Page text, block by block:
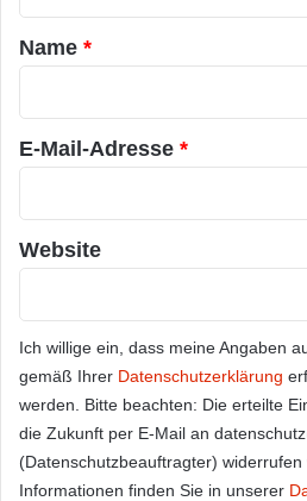
a
r
*
Name *
E-Mail-Adresse *
Website
Ich willige ein, dass meine Angaben
gemäß Ihrer Datenschutzerklärung
werden. Bitte beachten: Die erteilte
die Zukunft per E-Mail an
(Datenschutzbeauftragter)
Informationen finden Sie in unserer